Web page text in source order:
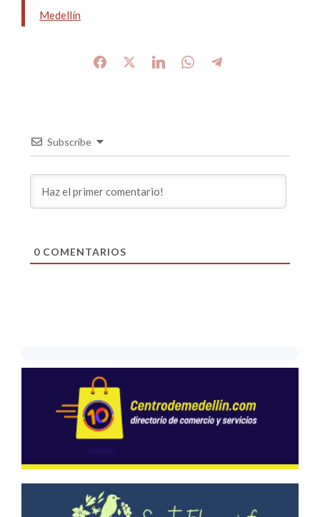
Medellín
Subscribe
0COMENTARIOS